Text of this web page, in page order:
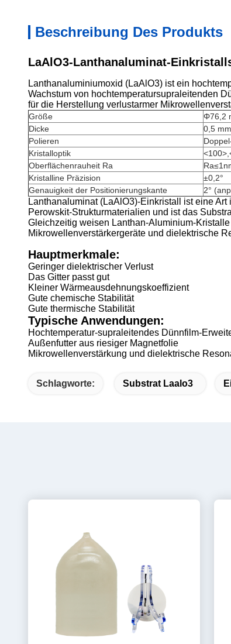
Beschreibung Des Produkts
LaAlO3-Lanthanaluminat-
Lanthanaluminiumoxid (LaAlO3) ist ein
Wachstum von hochtemperatursupraleitenden
für die Herstellung verlustarmer
Größe
Φ76,2
Dicke
0,5
Polieren
Kristalloptik
Oberflächenrauheit Ra
Kristalline Präzision
±0,2°
Genauigkeit der Positionierungskante
2°
Lanthanaluminat (LaAlO3)-Einkristall ist eine
Perowskit-Strukturmaterialien und ist das
Gleichzeitig weisen Lanthan-Aluminium-
Mikrowellenverstärkergeräte und dielektrische
Hauptmerkmale:
Geringer dielektrischer Verlust
Das Gitter passt gut
Kleiner Wärmeausdehnungskoeffizient
Gute chemische Stabilität
Gute thermische Stabilität
Typische Anwendungen:
Hochtemperatur-supraleitendes Dünnfilm-
Außenfutter aus riesiger Magnetfolie
Mikrowellenverstärkung und dielektrische
Schlagworte: Substrat Laalo3